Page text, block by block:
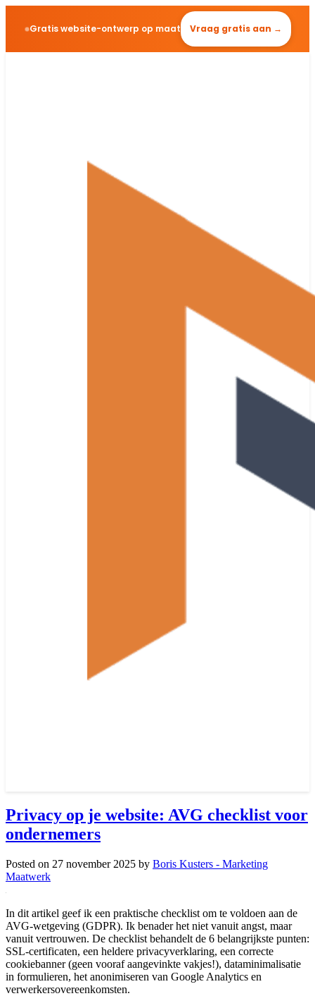
Gratis website-ontwerp op maat Vraag gratis aan →
Privacy op je website: AVG checklist voor
ondernemers
Posted on 27 november 2025 by Boris Kusters - Marketing
Maatwerk
In dit artikel geef ik een praktische checklist om te voldoen aan de
AVG-wetgeving (GDPR). Ik benader het niet vanuit angst, maar
vanuit vertrouwen. De checklist behandelt de 6 belangrijkste punten:
SSL-certificaten, een heldere privacyverklaring, een correcte
cookiebanner (geen vooraf aangevinkte vakjes!), dataminimalisatie
in formulieren, het anonimiseren van Google Analytics en
verwerkersovereenkomsten.